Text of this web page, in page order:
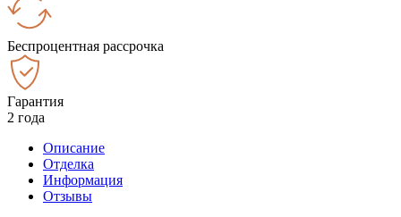
Беспроцентная рассрочка
Гарантия
2 года
Описание
Отделка
Информация
Отзывы